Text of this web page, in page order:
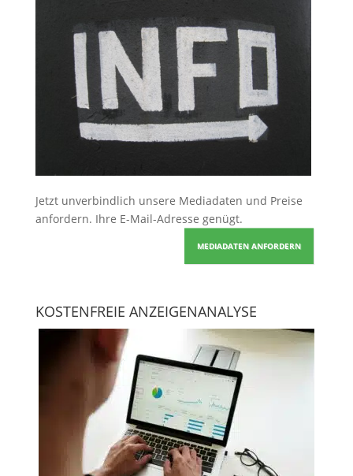
Jetzt unverbindlich unsere Mediadaten und Preise
anfordern. Ihre E-Mail-Adresse genügt.
MEDIADATEN ANFORDERN
KOSTENFREIE ANZEIGENANALYSE